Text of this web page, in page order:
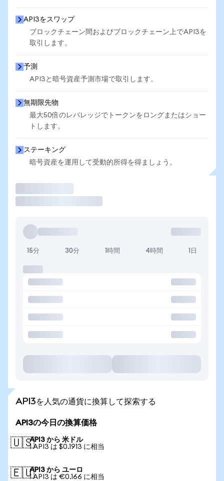
API3をスワップ
ブロックチェーン間およびブロックチェーン上でAPI3を
取引します。
予測
API3と暗号資産予測市場で取引します。
無期限先物
最大50倍のレバレッジでトークンをロングまたはショー
トします。
ステーキング
暗号資産を運用して受動的所得を得ましょう。
15分 30分 1時間 4時間 1日
API3を人気の通貨に換算して探索する
API3の今日の換算価格
🇺🇸API3 から 米ドル
1 API3 は $0.1913 に相当
🇪🇺API3 から ユーロ
1 API3 は €0.166 に相当